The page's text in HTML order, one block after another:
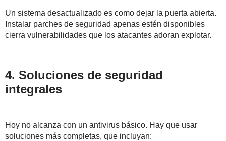
Un sistema desactualizado es como dejar la puerta abierta.
Instalar parches de seguridad apenas estén disponibles
cierra vulnerabilidades que los atacantes adoran explotar.
4. Soluciones de seguridad
integrales
Hoy no alcanza con un antivirus básico. Hay que usar
soluciones más completas, que incluyan: